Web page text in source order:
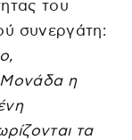
του
συνεργάτη:
Μονάδα η
τα